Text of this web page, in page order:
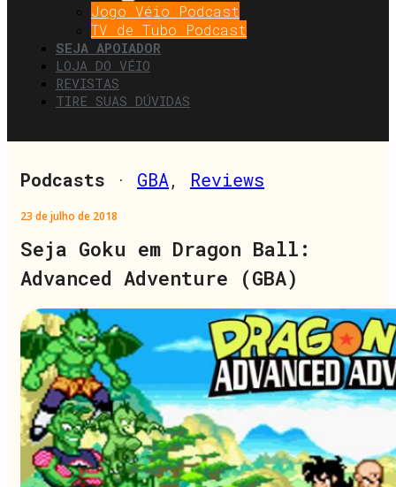
Jogo Véio Podcast
TV de Tubo Podcast
SEJA APOIADOR
LOJA DO VÉIO
REVISTAS
TIRE SUAS DÚVIDAS
Podcasts · GBA, Reviews
23 de julho de 2018
Seja Goku em Dragon Ball:
Advanced Adventure (GBA)